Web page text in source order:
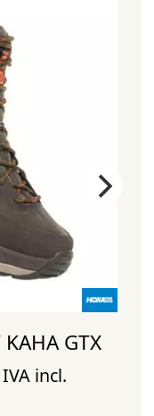
GTX
IVA incl.